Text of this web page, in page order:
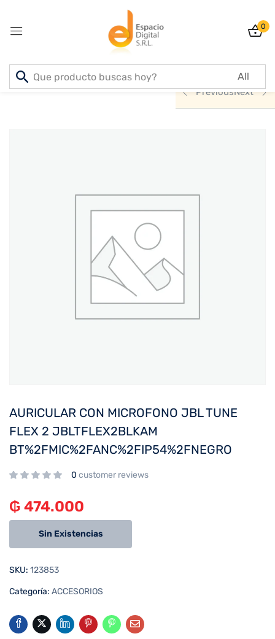
0
Inicio PRODUCTOS
ACCESORIOS
PreviousNext
AURICULAR CON MICROFONO JBL TUNE
FLEX 2 JBLTFLEX2BLKAM
BT%2FMIC%2FANC%2FIP54%2FNEGRO
0 customer reviews
₲ 474.000
Sin Existencias
SKU: 123853
Categoría: ACCESORIOS
Sign in
Create an account